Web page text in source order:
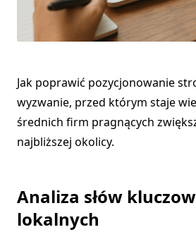
Jak poprawić pozycjonowanie
wyzwanie, przed którym staje
średnich firm pragnących
najbliższej okolicy.
Analiza słów
lokalnych